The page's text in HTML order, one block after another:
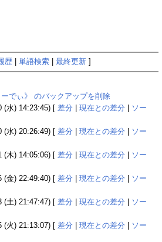
歴| 単語検索| 最終更新]
ーでぃ》 のバックアップを削除
(水) 14:23:45) [ 差分 現在との差分
ソー
(水) 20:26:49) [ 差分 現在との差分
ソー
(木) 14:05:06) [ 差分 現在との差分
ソー
(金) 22:49:40) [ 差分 現在との差分
ソー
(土) 21:47:47) [ 差分 現在との差分
ソー
(火) 21:13:07) [ 差分 現在との差分
ソー